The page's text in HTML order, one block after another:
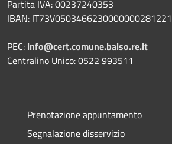
Partita IVA: 00237240353
IBAN: IT73V0503466230000000281221
PEC: info@cert.comune.baiso.re.it
Centralino Unico: 0522 993511
Prenotazione appuntamento
Segnalazione disservizio